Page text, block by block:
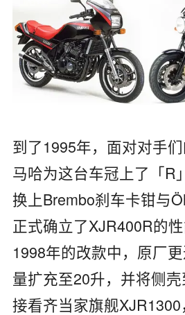
到了1995年，面对对手
马哈为这台车冠上了「R
换上Brembo刹车卡钳与
正式确立了XJR400R的
1998年的改款中，原厂
量扩充至20升，并将侧
接看齐当家旗舰